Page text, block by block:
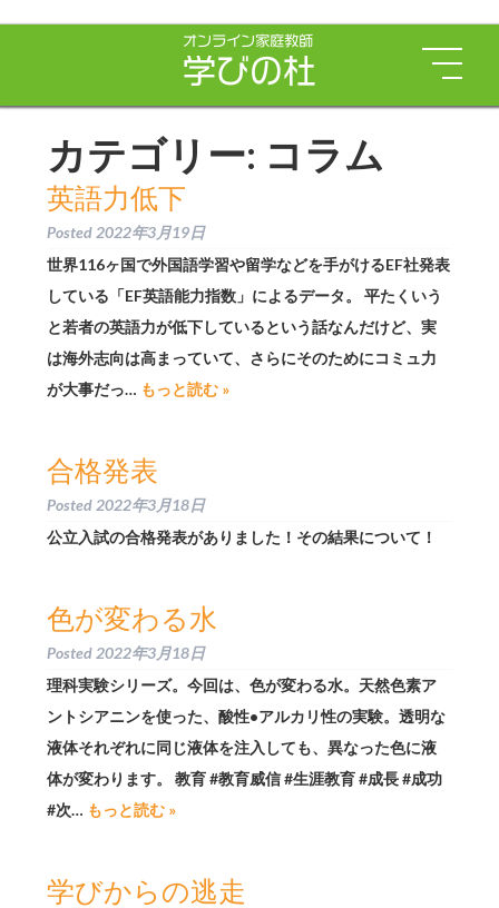
カテゴリー: コラム
英語力低下
Posted 2022年3月19日
世界116ヶ国で外国語学習や留学などを手がけるEF社発表
している「EF英語能力指数」によるデータ。 平たくいう
と若者の英語力が低下しているという話なんだけど、実
は海外志向は高まっていて、さらにそのためにコミュ力
が大事だっ… もっと読む »
合格発表
Posted 2022年3月18日
公立入試の合格発表がありました！その結果について！
色が変わる水
Posted 2022年3月18日
理科実験シリーズ。今回は、色が変わる水。天然色素ア
ントシアニンを使った、酸性•アルカリ性の実験。透明な
液体それぞれに同じ液体を注入しても、異なった色に液
体が変わります。 教育 #教育威信 #生涯教育 #成長 #成功
#次… もっと読む »
学びからの逃走